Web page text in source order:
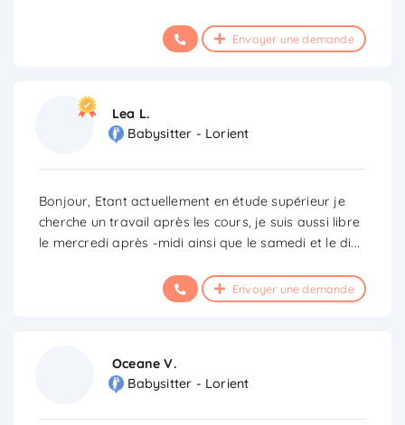
Envoyer une demande
Lea L.
Babysitter - Lorient
Bonjour, Etant actuellement en étude supérieur je
cherche un travail après les cours, je suis aussi libre
le mercredi après -midi ainsi que le samedi et le di...
Envoyer une demande
Oceane V.
Babysitter - Lorient